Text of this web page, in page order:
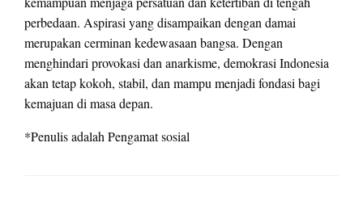
perbedaan. Aspirasi yang disampaikan dengan damai
merupakan cerminan kedewasaan bangsa. Dengan
menghindari provokasi dan anarkisme, demokrasi Indonesia
akan tetap kokoh, stabil, dan mampu menjadi fondasi bagi
kemajuan di masa depan.
*Penulis adalah Pengamat sosial